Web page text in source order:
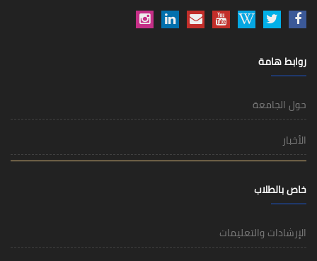
روابط هامة
حول الجامعة
الأخبار
خاص بالطلاب
الإرشادات والتعليمات